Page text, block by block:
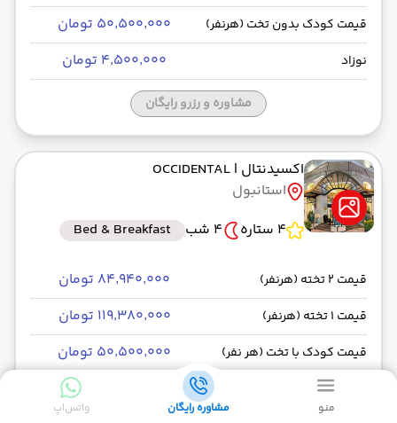
قیمت کودک بدون تخت (هرنفر) ۵۰٬۵۰۰٬۰۰۰ تومان
نوزاد ۴٬۵۰۰٬۰۰۰ تومان
مشاوره و رزرو رایگان
اکسیدنتال | OCCIDENTAL
استانبول
4 ستاره
4 شب Bed & Breakfast
قیمت 2 تخته (هرنفر) ۸۴٬۹۴۰٬۰۰۰ تومان
قیمت 1 تخته (هرنفر) ۱۱۹٬۳۸۰٬۰۰۰ تومان
قیمت کودک با تخت (هر نفر) ۵۰٬۵۰۰٬۰۰۰ تومان
قیمت کودک بدون تخت (هرنفر)
منو مشاوره رایگان واتس‌اپ